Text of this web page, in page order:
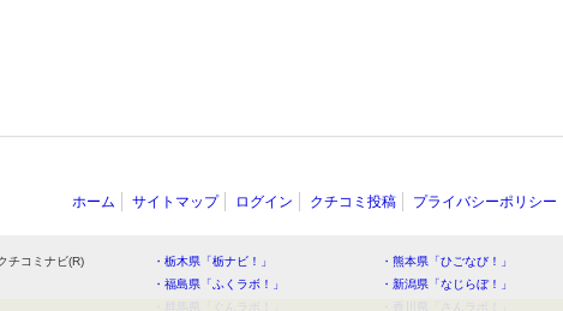
ホーム サイトマップ ログイン クチコミ投稿 プライバシーポリシー
チコミナビ(R) ・栃木県「栃ナビ！」 ・熊本県「ひごなび！」
・福島県「ふくラボ！」
・新潟県「なじらぼ！」